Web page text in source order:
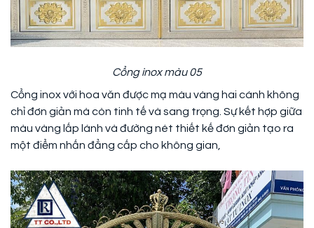
Cổng inox màu 05
Cổng inox với hoa văn được mạ màu vàng hai cánh không
chỉ đơn giản mà còn tinh tế và sang trọng. Sự kết hợp giữa
màu vàng lấp lánh và đường nét thiết kế đơn giản tạo ra
một điểm nhấn đẳng cấp cho không gian,